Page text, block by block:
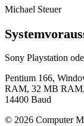
Michael Steuer
Sony Playstation
Pentium 166,
RAM, 32 MB
14400 Baud
© 2026 Computer